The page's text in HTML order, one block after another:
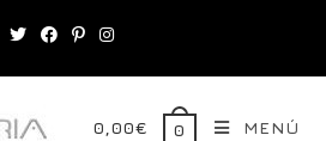
0,00€ 0 MENÚ